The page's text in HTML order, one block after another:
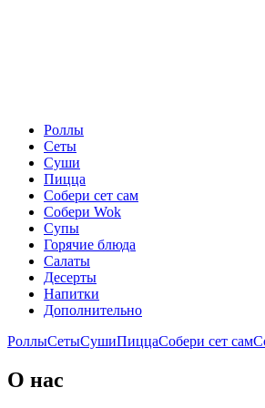
Роллы
Сеты
Суши
Пицца
Собери сет сам
Собери Wok
Супы
Горячие блюда
Салаты
Десерты
Напитки
Дополнительно
РоллыСетыСушиПиццаСобери сет сам
О нас